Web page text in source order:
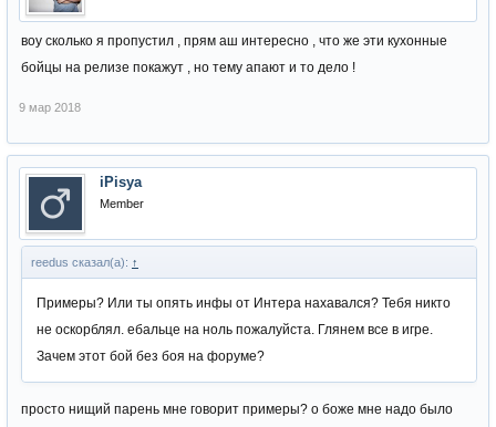
воу сколько я пропустил , прям аш интересно , что же эти кухонные
бойцы на релизе покажут , но тему апают и то дело !
9 мар 2018
iPisya
Member
reedus сказал(а): ↑
Примеры? Или ты опять инфы от Интера нахавался? Тебя никто
не оскорблял. ебальце на ноль пожалуйста. Глянем все в игре.
Зачем этот бой без боя на форуме?
просто нищий парень мне говорит примеры? о боже мне надо было